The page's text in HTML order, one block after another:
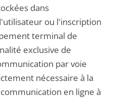
dans
ou l'inscription
terminal de
exclusive de
par voie
nécessaire à la
en ligne à